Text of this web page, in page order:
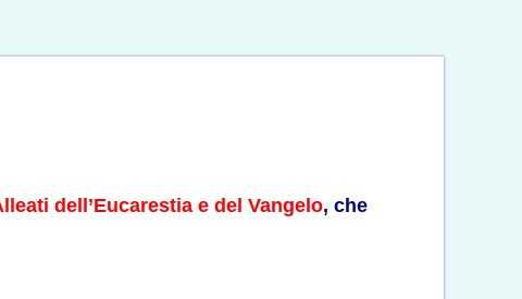
dell’Eucarestia e del Vangelo, che